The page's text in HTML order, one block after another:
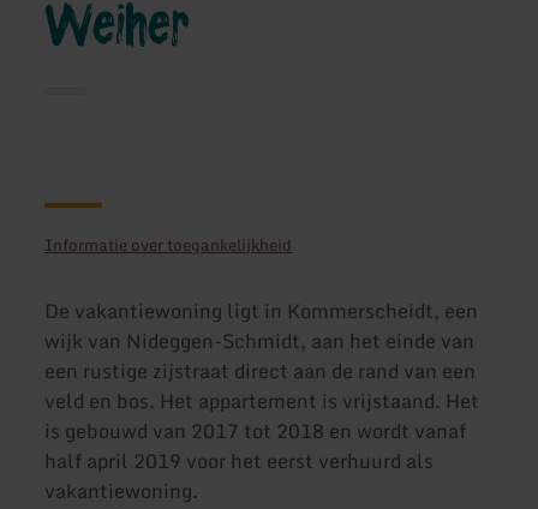
Weiher
Informatie over toegankelijkheid
De vakantiewoning ligt in Kommerscheidt, een
wijk van Nideggen-Schmidt, aan het einde van
een rustige zijstraat direct aan de rand van een
veld en bos. Het appartement is vrijstaand. Het
is gebouwd van 2017 tot 2018 en wordt vanaf
half april 2019 voor het eerst verhuurd als
vakantiewoning.